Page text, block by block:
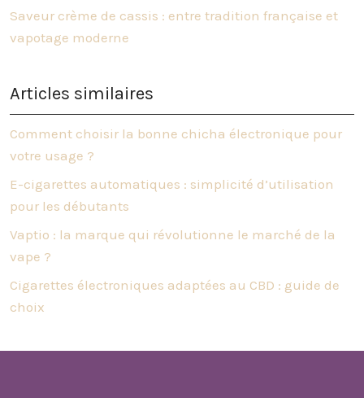
Saveur crème de cassis : entre tradition française et
vapotage moderne
Articles similaires
Comment choisir la bonne chicha électronique pour
votre usage ?
E-cigarettes automatiques : simplicité d’utilisation
pour les débutants
Vaptio : la marque qui révolutionne le marché de la
vape ?
Cigarettes électroniques adaptées au CBD : guide de
choix